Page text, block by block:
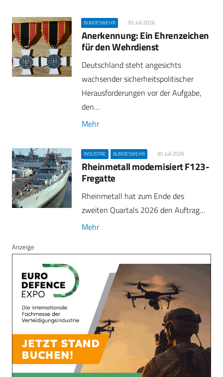
BUNDESWEHR 30. Juli 2026
Anerkennung: Ein Ehrenzeichen
für den Wehrdienst
Deutschland steht angesichts
wachsender sicherheitspolitischer
Herausforderungen vor der Aufgabe,
den…
Mehr
INDUSTRIE BUNDESWEHR 30. Juli 2026
Rheinmetall modernisiert F123-
Fregatte
Rheinmetall hat zum Ende des
zweiten Quartals 2026 den Auftrag…
Mehr
Anzeige